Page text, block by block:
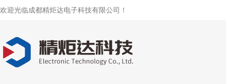
欢迎光临成都精炬达电子科技有限公司！